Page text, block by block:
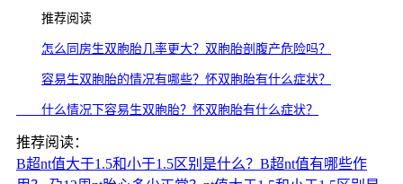
推荐阅读
怎么同房生双胞胎几率更大？双胞胎剖腹产危险吗？
容易生双胞胎的情况有哪些？怀双胞胎有什么症状？
什么情况下容易生双胞胎？怀双胞胎有什么症状？
推荐阅读：
B超nt值大于1.5和小于1.5区别是什么？B超nt值有哪些作